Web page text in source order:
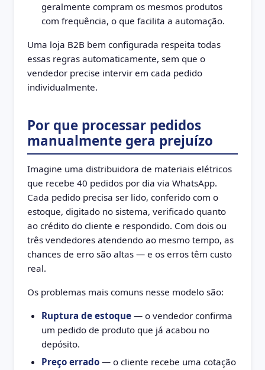
geralmente compram os mesmos produtos
com frequência, o que facilita a automação.
Uma loja B2B bem configurada respeita todas
essas regras automaticamente, sem que o
vendedor precise intervir em cada pedido
individualmente.
Por que processar pedidos
manualmente gera prejuízo
Imagine uma distribuidora de materiais elétricos
que recebe 40 pedidos por dia via WhatsApp.
Cada pedido precisa ser lido, conferido com o
estoque, digitado no sistema, verificado quanto
ao crédito do cliente e respondido. Com dois ou
três vendedores atendendo ao mesmo tempo, as
chances de erro são altas — e os erros têm custo
real.
Os problemas mais comuns nesse modelo são:
Ruptura de estoque — o vendedor confirma
um pedido de produto que já acabou no
depósito.
Preço errado — o cliente recebe uma cotação